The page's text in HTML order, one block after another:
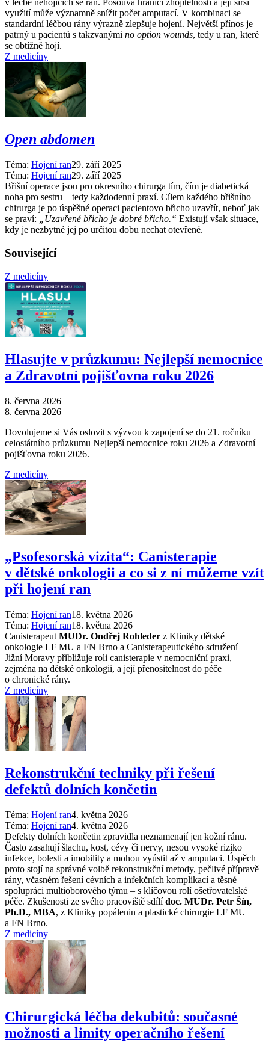
v léčbě nehojících se ran. Posouvá hranici zhojitelnosti a její širší
využití může významně snížit počet amputací. V kombinaci se
standardní léčbou rány výrazně zlepšuje hojení. Největší přínos je
patrný u pacientů s takzvanými no option wounds, tedy u ran, které
se obtížně hojí.
Z medicíny
Open abdomen
Téma: Hojení ran29. září 2025
Téma: Hojení ran29. září 2025
Břišní operace jsou pro okresního chirurga tím, čím je diabetická
noha pro sestru –⁠ tedy každodenní praxí. Cílem každého břišního
chirurga je po úspěšné operaci pacientovo břicho uzavřít, neboť jak
se praví:
„Uzavřené břicho je dobré břicho.“ Existují však situace,
kdy je nezbytné jej po určitou dobu nechat otevřené.
Související
Z medicíny
Hlasujte v průzkumu: Nejlepší nemocnice
a Zdravotní pojišťovna roku 2026
8. června 2026
8. června 2026
Dovolujeme si Vás oslovit s výzvou k zapojení se do 21. ročníku
celostátního průzkumu Nejlepší nemocnice roku 2026 a Zdravotní
pojišťovna roku 2026.
Z medicíny
„Psofesorská vizita“: Canisterapie
v dětské onkologii a co si z ní můžeme vzít
při hojení ran
Téma: Hojení ran18. května 2026
Téma: Hojení ran18. května 2026
Canisterapeut MUDr. Ondřej Rohleder z Kliniky dětské
onkologie LF MU a FN Brno a Canisterapeutického sdružení
Jižní Moravy přibližuje roli canisterapie v nemocniční praxi,
zejména na dětské onkologii, a její přenositelnost do péče
o chronické rány.
Z medicíny
Rekonstrukční techniky při řešení
defektů dolních končetin
Téma: Hojení ran4. května 2026
Téma: Hojení ran4. května 2026
Defekty dolních končetin zpravidla neznamenají jen kožní ránu.
Často zasahují šlachu, kost, cévy či nervy, nesou vysoké riziko
infekce, bolesti a imobility a mohou vyústit až v amputaci. Úspěch
proto stojí na správné volbě rekonstrukční metody, pečlivé přípravě
rány, včasném řešení cévních a infekčních komplikací a těsné
spolupráci multioborového týmu –⁠ s klíčovou rolí ošetřovatelské
péče. Zkušenosti ze svého pracoviště sdílídoc. MUDr. Petr Šín,
Ph.D., MBA, z Kliniky popálenin a plastické chirurgie LF MU
a FN Brno.
Z medicíny
Chirurgická léčba dekubitů: současné
možnosti a limity operačního řešení